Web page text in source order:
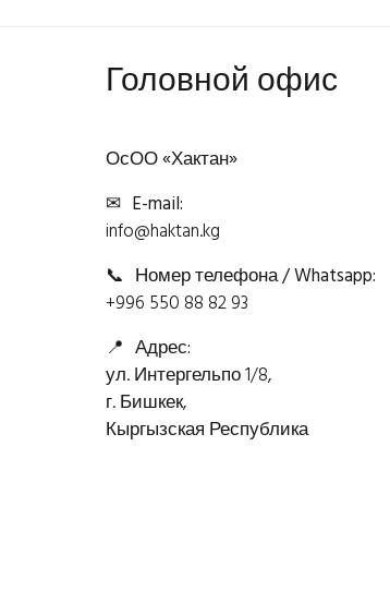
Головной офис
ОсОО «Хактан»
✉ E-mail:
info@haktan.kg
📞 Номер телефона / Whatsapp:
+996 550 88 82 93
📍 Адрес:
ул. Интергельпо 1/8,
г. Бишкек,
Кыргызская Республика